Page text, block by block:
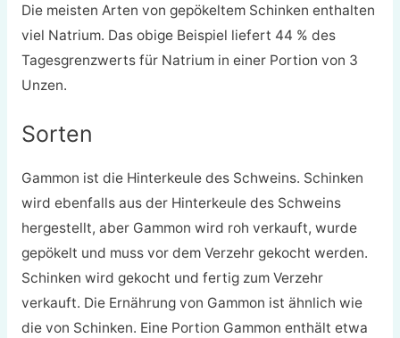
Die meisten Arten von gepökeltem Schinken enthalten
viel Natrium. Das obige Beispiel liefert 44 % des
Tagesgrenzwerts für Natrium in einer Portion von 3
Unzen.
Sorten
Gammon ist die Hinterkeule des Schweins. Schinken
wird ebenfalls aus der Hinterkeule des Schweins
hergestellt, aber Gammon wird roh verkauft, wurde
gepökelt und muss vor dem Verzehr gekocht werden.
Schinken wird gekocht und fertig zum Verzehr
verkauft. Die Ernährung von Gammon ist ähnlich wie
die von Schinken. Eine Portion Gammon enthält etwa